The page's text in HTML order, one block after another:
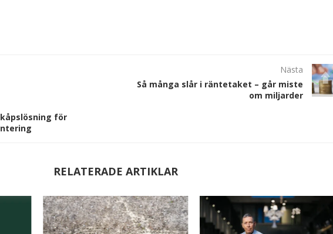
för
Nästa
Så många slår i räntetaket – går miste
om miljarder
RELATERADE ARTIKLAR